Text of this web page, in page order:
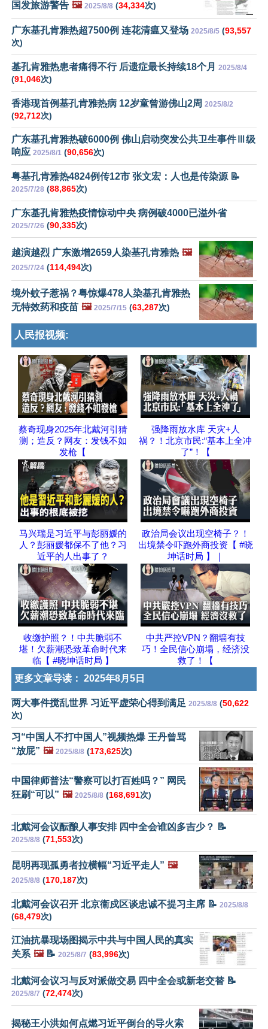
国发旅游警告 🖼️ 2025/8/8 (34,334次)
广东基孔肯雅热超7500例 连花清瘟又登场 2025/8/5 (93,557
次)
基孔肯雅热患者痛得不行 后遗症最长持续18个月 2025/8/4
(91,046次)
香港现首例基孔肯雅热病 12岁童曾游佛山2周 2025/8/2
(92,712次)
广东基孔肯雅热破6000例 佛山启动突发公共卫生事件Ⅲ级
响应 2025/8/1 (90,656次)
粤基孔肯雅热4824例传12市 张文宏：人也是传染源 📝
2025/7/28 (88,865次)
广东基孔肯雅热疫情惊动中央 病例破4000已溢外省
2025/7/26 (90,335次)
越演越烈 广东激增2659人染基孔肯雅热 🖼️
2025/7/24 (114,494次)
境外蚊子惹祸？粤惊爆478人染基孔肯雅热
无特效药和疫苗 🖼️ 2025/7/15 (63,287次)
人民报视频:
蔡奇现身2025年北戴河引猜
测；造反？网友：发钱不如
发枪【
强降雨放水库 天灾+人
祸？！北京市民:“基本上全冲
了”！【
马兴瑞是习近平与彭丽媛的
人？彭丽媛都保不了他？习
近平的人出事了？
政治局会议出现空椅子？！
出境禁令吓跑外商投资【 #晓
坤话时局 】｜
收缴护照？！中共脆弱不
堪！欠薪潮恐致革命时代来
临【 #晓坤话时局 】
中共严控VPN？翻墙有技
巧！全民信心崩塌，经济没
救了！【
更多文章导读： 2025年8月5日
两大事件搅乱世界 习近平虚荣心得到满足 2025/8/8 (50,622
次)
习“中国人不打中国人”视频热爆 王丹曾骂
“放屁” 🖼️ 2025/8/8 (173,625次)
中国律师普法“警察可以打百姓吗？” 网民
狂刷“可以” 🖼️ 2025/8/8 (168,691次)
北戴河会议酝酿人事安排 四中全会谁凶多吉少？ 📝
2025/8/8 (71,553次)
昆明再现孤勇者拉横幅“习近平走人” 🖼️
2025/8/8 (170,187次)
北戴河会议召开 北京衞戍区谈忠诚不提习主席 📝 2025/8/8
(68,479次)
江油抗暴现场图揭示中共与中国人民的真实
关系 🖼️📝 2025/8/7 (83,996次)
北戴河会议习与反对派做交易 四中全会或新老交替 📝
2025/8/7 (72,474次)
揭秘王小洪如何点燃习近平倒台的导火索